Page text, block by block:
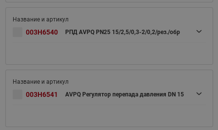
003H6540 РПД AVPQ PN25 15/2,5/0,3-2/0,2/рез./обр
003H6541 AVPQ Регулятор перепада давления DN 15